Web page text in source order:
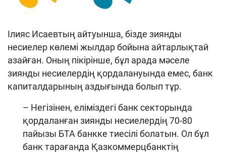
Ілияс Исаевтың айтуынша, бізде зиянды
несиелер көлемі жылдар бойына айтарлықтай
азайған. Оның пікірінше, бұл арада мәселе
зиянды несиелердің қордалануында емес, банк
капиталдарының аздығында болып тұр.
– Негізінен, еліміздегі банк секторында
қордаланған зиянды несиелердің 70-80
пайызы БТА банкке тиесілі болатын. Ол бұл
банк тарағанда Қазкоммерцбанктің